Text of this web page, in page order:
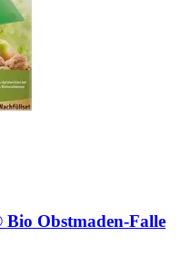
Bio Obstmaden-​Falle